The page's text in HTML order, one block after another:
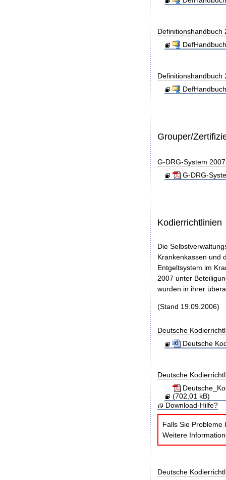
Definitionshandbuch
Definitionshandbuch
Grouper/
G-DRG-System
G-DRG-
Kodierrichtlinien
Die
Krankenkassen und
Entgeltsystem im
2007 unter
wurden in ihrer
(Stand 19.09.2006)
Deutsche
Deutsche
Deutsche
(702,01 kB)
Download-Hilfe?
Falls Sie Probleme
Weitere
Deutsche